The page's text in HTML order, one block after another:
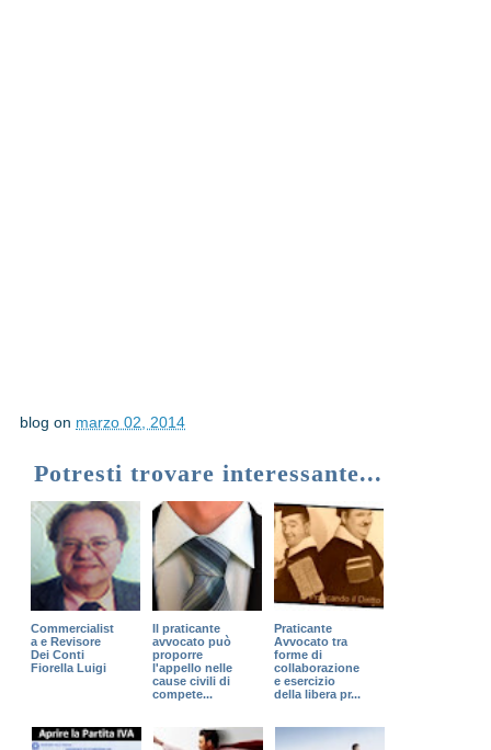
blog on marzo 02, 2014
Potresti trovare interessante...
Commercialist
a e Revisore
Dei Conti
Fiorella Luigi
Il praticante
avvocato può
proporre
l'appello nelle
cause civili di
compete...
Praticante
Avvocato tra
forme di
collaborazione
e esercizio
della libera pr...